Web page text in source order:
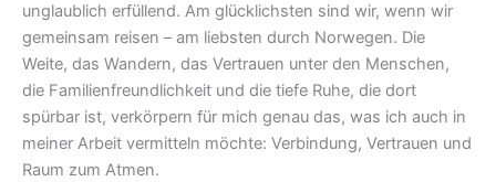
unglaublich erfüllend. Am glücklichsten sind wir, wenn wir
gemeinsam reisen – am liebsten durch Norwegen. Die
Weite, das Wandern, das Vertrauen unter den Menschen,
die Familienfreundlichkeit und die tiefe Ruhe, die dort
spürbar ist, verkörpern für mich genau das, was ich auch in
meiner Arbeit vermitteln möchte: Verbindung, Vertrauen und
Raum zum Atmen.